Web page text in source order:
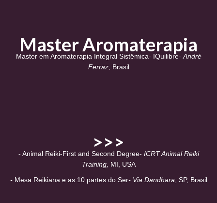
Master Aromaterapia
Master em Aromaterapia Integral Sistêmica- IQuilibre- André
Ferraz, Brasil
>>>
- Animal Reiki-First and Second Degree- ICRT Animal Reiki
Training, MI, USA
- Mesa Reikiana e as 10 partes do Ser- Via Dandhara , SP, Brasil